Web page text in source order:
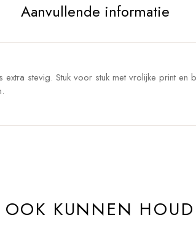
Aanvullende informatie
stevig. Stuk voor stuk met vrolijke print en
OOK KUNNEN